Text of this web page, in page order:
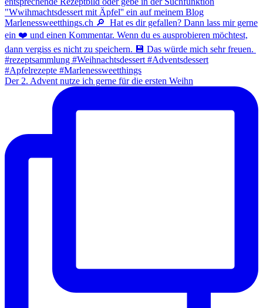
Der 2. Advent nutze ich gerne für die ersten Weihn